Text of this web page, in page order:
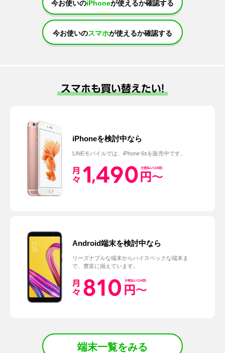
今お使いのiPhoneが使えるか確認する
今お使いのスマホが使えるか確認する
iPhoneを検討中なら
LINEモバイルでは、iPhone 6sを販売中です。
Android端末を検討中なら
リーズナブルな端末からハイスペックな端末ま
で、豊富に揃えています。
端末一覧をみる